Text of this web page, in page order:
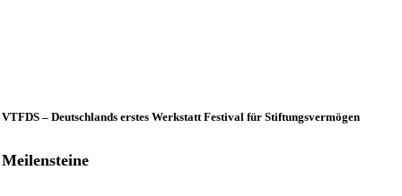
VTFDS – Deutschlands erstes Werkstatt Festival für Stiftungsvermögen
Meilensteine